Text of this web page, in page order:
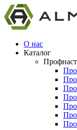
О нас
Каталог